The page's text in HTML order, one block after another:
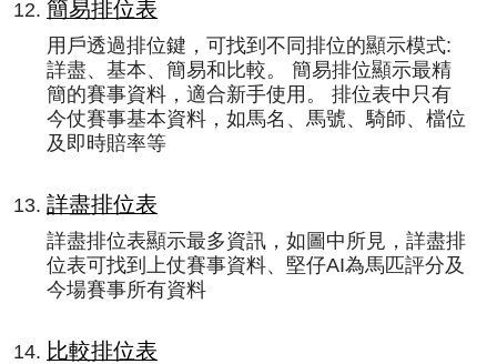
簡易排位表
用戶透過排位鍵，可找到不同排位的顯示模式:
詳盡、基本、簡易和比較。 簡易排位顯示最精
簡的賽事資料，適合新手使用。 排位表中只有
今仗賽事基本資料，如馬名、馬號、騎師、檔位
及即時賠率等
詳盡排位表
詳盡排位表顯示最多資訊，如圖中所見，詳盡排
位表可找到上仗賽事資料、堅仔AI為馬匹評分及
今場賽事所有資料
比較排位表